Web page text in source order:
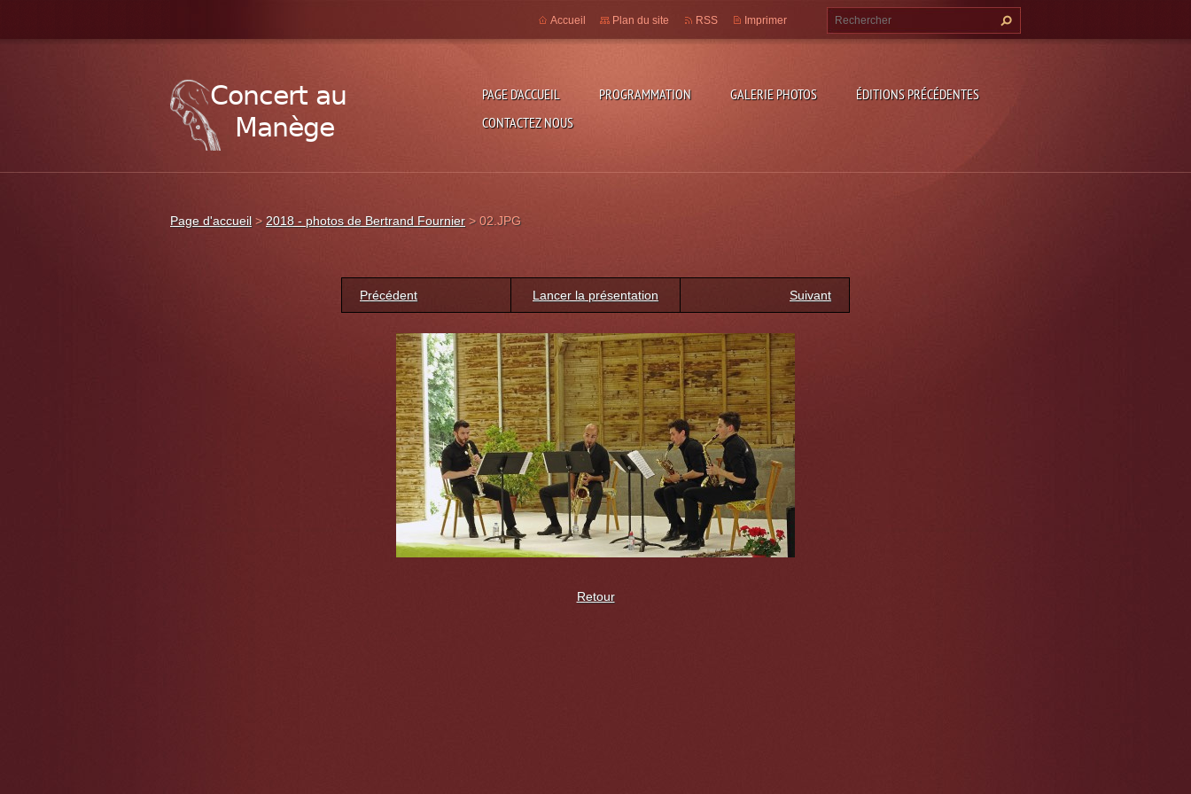
PAGE D'ACCUEIL PROGRAMMATION GALERIE PHOTOS
ÉDITIONS PRÉCÉDENTES
CONTACTEZ NOUS
Accueil Plan du site RSS Imprimer
Page d'accueil > 2018 - photos de Bertrand Fournier >02.JPG
Précédent Lancer la présentation Suivant
Retour